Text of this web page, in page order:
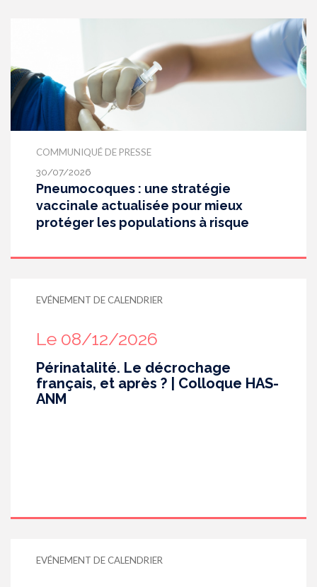
COMMUNIQUÉ DE PRESSE
30/07/2026
Pneumocoques : une stratégie
vaccinale actualisée pour mieux
protéger les populations à risque
EVÉNEMENT DE CALENDRIER
Le 08/12/2026
Périnatalité. Le décrochage
français, et après ? | Colloque HAS-
ANM
EVÉNEMENT DE CALENDRIER